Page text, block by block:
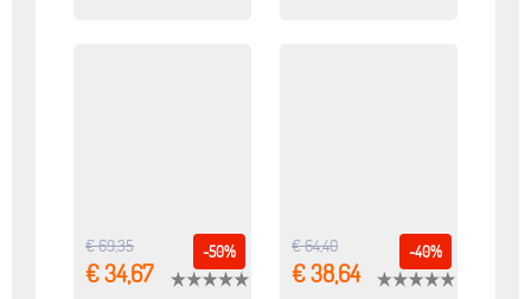
-50%
€ 69,35
€ 34,67
-40%
€ 64,40
€ 38,64